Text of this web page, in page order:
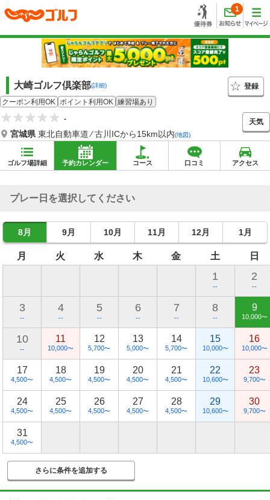
1
大崎ゴルフ倶楽部(詳細)
登録
クーポン利用OK ポイント利用OK 練習場あり
-
宮城県東北自動車道 ⁄ 古川ICから15km以内(地図)
天気
ゴルフ場詳細 予約カレンダー コース 口コミ アクセス
プレー日を選択してください
8月 9月 10月 11月 12月 1月
月 火 水 木 金 土 日
1
--
2
--
3
--
4
--
5
--
6
--
7
--
8
--
9
10,000〜
10
--
11
10,000〜
12
5,700〜
13
5,000〜
14
5,700〜
15
10,000〜
16
10,000〜
17
4,500〜
18
4,500〜
19
4,500〜
20
4,500〜
21
4,500〜
22
10,600〜
23
9,700〜
24
4,500〜
25
4,500〜
26
4,500〜
27
4,500〜
28
4,500〜
29
10,600〜
30
9,700〜
31
4,500〜
さらに条件を追加する